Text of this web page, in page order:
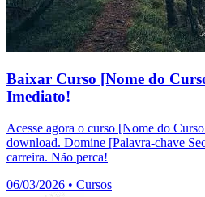
Baixar Curso [Nome do
Imediato!
Acesse agora o curso [Nome do
download. Domine [Palavra-chave
carreira. Não perca!
06/03/2026 • Cursos